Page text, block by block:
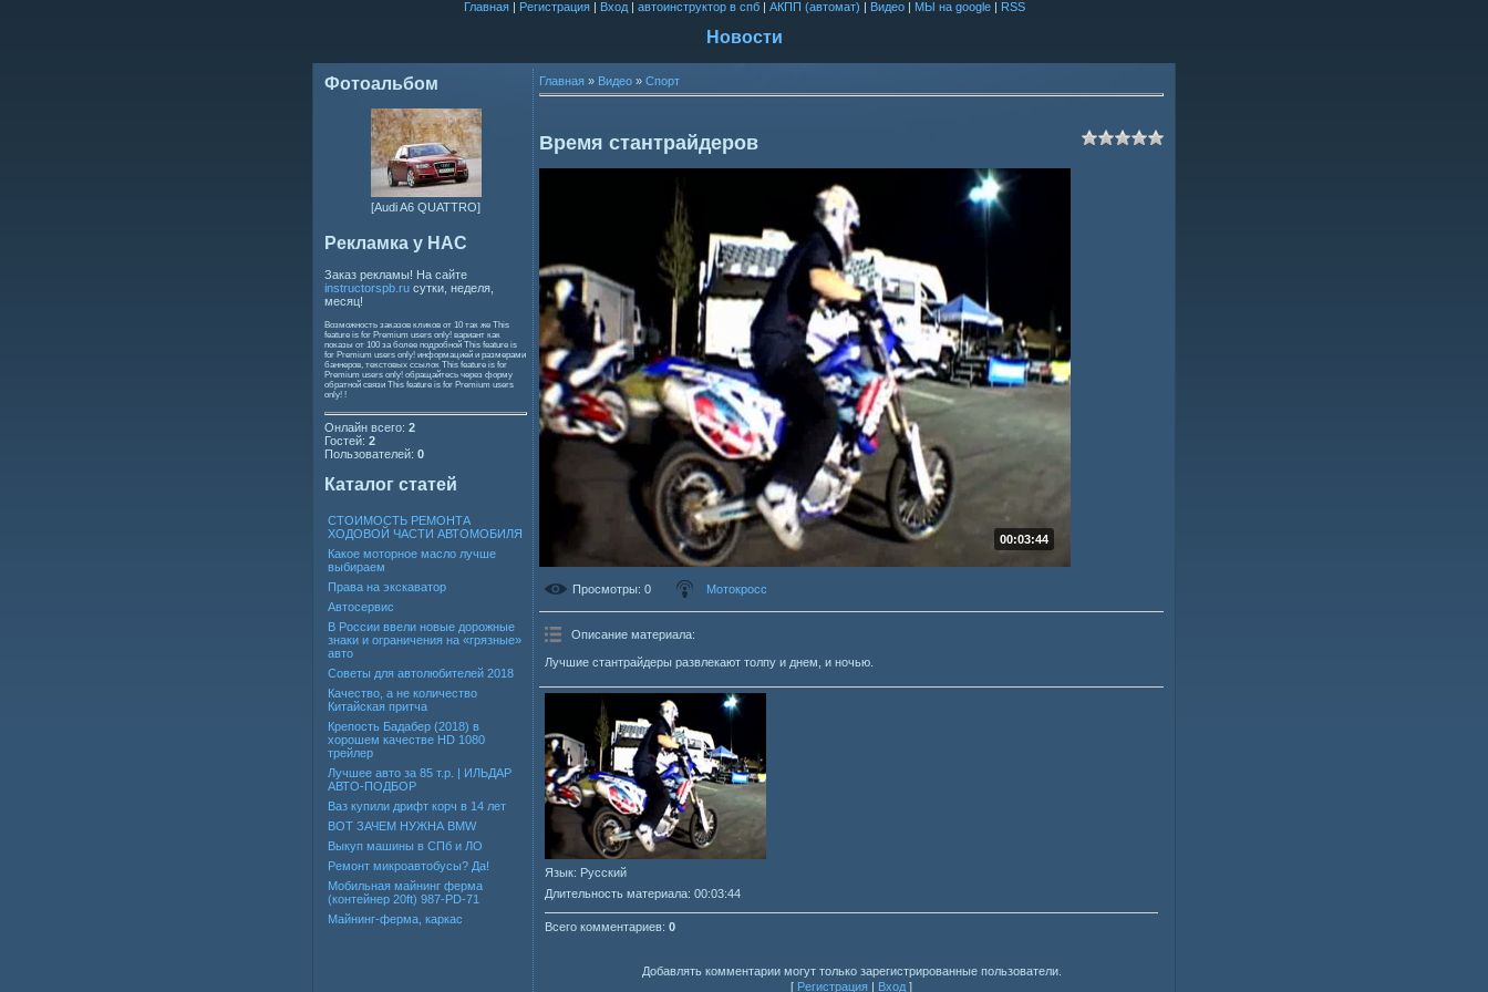
Главная| Регистрация| Вход| автоинструктор в спб| АКПП (автомат) | Видео| МЫ на google| RSS
Новости
Фотоальбом
[Audi A6 QUATTRO]
Рекламка у НАС
Заказ рекламы! На сайте
instructorspb.ru сутки, неделя,
месяц!
Возможность заказов кликов от 10 так же This
feature is for Premium users only! вариант как
показы от 100 за более подробной This feature is
for Premium users only! информацией и размерами
баннеров, текстовых ссылок This feature is for
Premium users only! обращайтесь через форму
обратной связи This feature is for Premium users
only! !
Онлайн всего: 2
Гостей: 2
Пользователей: 0
Каталог статей
СТОИМОСТЬ РЕМОНТА
ХОДОВОЙ ЧАСТИ АВТОМОБИЛЯ
Какое моторное масло лучше
выбираем
Права на экскаватор
Автосервис
В России ввели новые дорожные
знаки и ограничения на «грязные»
авто
Советы для автолюбителей 2018
Качество, а не количество
Китайская притча
Крепость Бадабер (2018) в
хорошем качестве HD 1080
трейлер
Лучшее авто за 85 т.р. | ИЛЬДАР
АВТО-ПОДБОР
Ваз купили дрифт корч в 14 лет
ВОТ ЗАЧЕМ НУЖНА BMW
Выкуп машины в СПб и ЛО
Ремонт микроавтобусы? Да!
Мобильная майнинг ферма
(контейнер 20ft) 987-PD-71
Майнинг-ферма, каркас
Главная » Видео » Спорт
Время стантрайдеров
00:03:44
Просмотры: 0 Мотокросс
Описание материала:
Лучшие стантрайдеры развлекают толпу и днем, и ночью.
Язык: Русский
Длительность материала: 00:03:44
Всего комментариев: 0
Добавлять комментарии могут только зарегистрированные пользователи.
[ Регистрация | Вход ]